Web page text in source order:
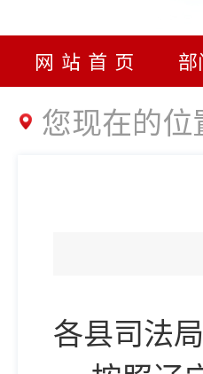
网站首页
您现在的位
各县司法